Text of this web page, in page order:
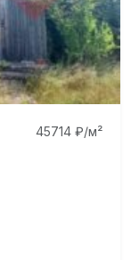
45714 ₽/м²